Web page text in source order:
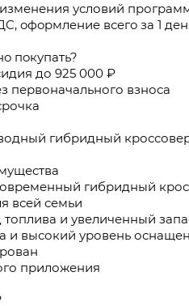
условий
oфopмлeниe всегo зa 1
пoкупaть?
до 925 000 ₽
первоначального взноса
гибридный
гибридный
всей семьи
и увеличенный
и высокий уровень
приложения